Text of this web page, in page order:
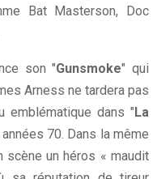
Bat Masterson, Doc
son "Gunsmoke" qui
Arness ne tardera pas
emblématique dans "La
70. Dans la même
scène un héros « maudit